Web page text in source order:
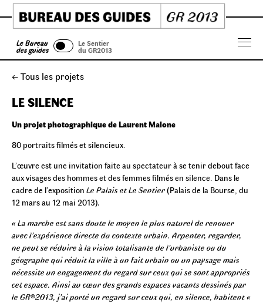
Skip
to
content
Le Bureau
des guides
Le Sentier
du GR2013
← Tous les projets
LE SILENCE
Un projet photographique de Laurent Malone
80 portraits filmés et silencieux.
L’œuvre est une invitation faite au spectateur à se tenir debout face
aux visages des hommes et des femmes filmés en silence. Dans le
cadre de l’exposition Le Palais et Le Sentier(Palais de la Bourse, du
12 mars au 12 mai 2013).
« La marche est sans doute le moyen le plus naturel de renouer
avec l’expérience directe du contexte urbain. Arpenter, regarder,
ne peut se réduire à la vision totalisante de l’urbaniste ou du
géographe qui réduit la ville à un fait urbain ou un paysage mais
nécessite un engagement du regard sur ceux qui se sont appropriés
cet espace. Ainsi au cœur des grands espaces vacants dessinés par
le GR®2013, j’ai porté un regard sur ceux qui, en silence, habitent «